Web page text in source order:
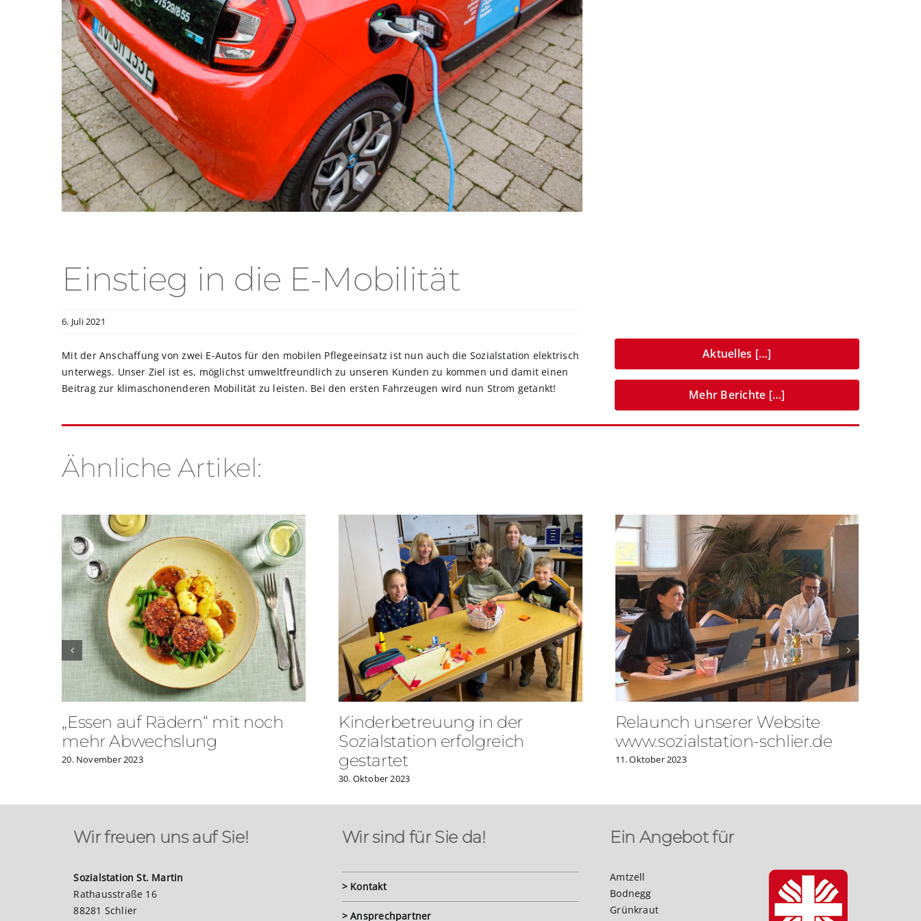
Einstieg in die E-Mobilität
6. Juli 2021
Mit der Anschaffung von zwei E-Autos für den mobilen Pflegeeinsatz ist nun auch die Sozialstation elektrisch
unterwegs. Unser Ziel ist es, möglichst umweltfreundlich zu unseren Kunden zu kommen und damit einen
Beitrag zur klimaschonenderen Mobilität zu leisten. Bei den ersten Fahrzeugen wird nun Strom getankt!
Aktuelles […]
Mehr Berichte […]
Ähnliche Artikel:
„Essen auf Rädern“ mit noch
mehr Abwechslung
20. November 2023
Kinderbetreuung in der
Sozialstation erfolgreich
gestartet
30. Oktober 2023
Relaunch unserer Website
www.sozialstation-schlier.de
11. Oktober 2023
Wir freuen uns auf Sie!
Sozialstation St. Martin
Rathausstraße 16
88281 Schlier
Wir sind für Sie da!
> Kontakt
> Ansprechpartner
Ein Angebot für
Amtzell
Bodnegg
Grünkraut